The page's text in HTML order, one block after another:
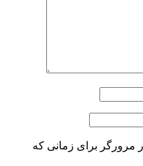
مرورگر برای زمانی که